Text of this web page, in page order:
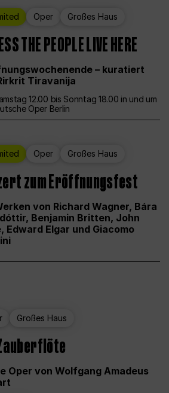
Oper Großes Haus
THE PEOPLE LIVE HERE
– kuratiert
Tiravanija
12.00 bis Sonntag 18.00 in und um
Oper Berlin
Oper Großes Haus
zum Eröffnungsfest
von Richard Wagner, Bára
Benjamin Britten, John
Edward Elgar und Giacomo
Großes Haus
Oper von Wolfgang Amadeus